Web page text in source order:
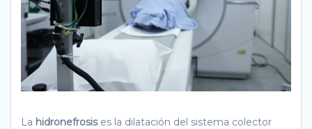
La hidronefrosises la dilatación del sistema colector